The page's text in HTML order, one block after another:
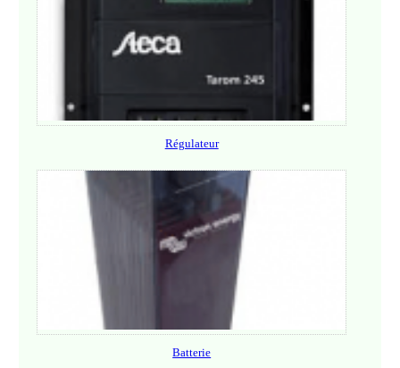
Régulateur
Batterie